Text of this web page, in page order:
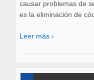
causar problemas de
es la eliminación de
Leer más ›